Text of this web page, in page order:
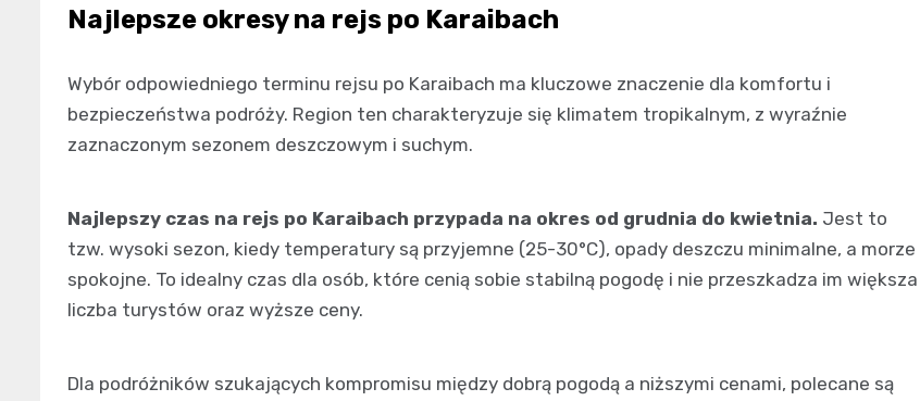
Najlepsze okresy na rejs po Karaibach
Wybór odpowiedniego terminu rejsu po Karaibach ma kluczowe znaczenie dla komfortu i
bezpieczeństwa podróży. Region ten charakteryzuje się klimatem tropikalnym, z wyraźnie
zaznaczonym sezonem deszczowym i suchym.
Najlepszy czas na rejs po Karaibach przypada na okres od grudnia do kwietnia. Jest to
tzw. wysoki sezon, kiedy temperatury są przyjemne (25-30°C), opady deszczu minimalne, a morze
spokojne. To idealny czas dla osób, które cenią sobie stabilną pogodę i nie przeszkadza im większa
liczba turystów oraz wyższe ceny.
Dla podróżników szukających kompromisu między dobrą pogodą a niższymi cenami, polecane są